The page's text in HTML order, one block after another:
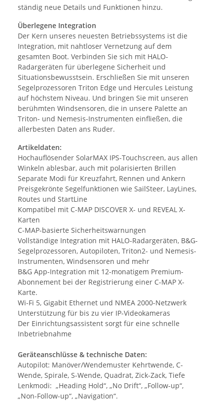
ständig neue Details und Funktionen hinzu.
Überlegene Integration
Der Kern unseres neuesten Betriebssystems ist die
Integration, mit nahtloser Vernetzung auf dem
gesamten Boot. Verbinden Sie sich mit HALO-
Radargeräten für überlegene Sicherheit und
Situationsbewusstsein. Erschließen Sie mit unseren
Segelprozessoren Triton Edge und Hercules Leistung
auf höchstem Niveau. Und bringen Sie mit unseren
berühmten Windsensoren, die in unsere Palette an
Triton- und Nemesis-Instrumenten einfließen, die
allerbesten Daten ans Ruder.
Artikeldaten:
Hochauflösender SolarMAX IPS-Touchscreen, aus allen
Winkeln ablesbar, auch mit polarisierten Brillen
Separate Modi für Kreuzfahrt, Rennen und Ankern
Preisgekrönte Segelfunktionen wie SailSteer, LayLines,
Routes und StartLine
Kompatibel mit C-MAP DISCOVER X- und REVEAL X-
Karten
C-MAP-basierte Sicherheitswarnungen
Vollständige Integration mit HALO-Radargeräten, B&G-
Segelprozessoren, Autopiloten, Triton2- und Nemesis-
Instrumenten, Windsensoren und mehr
B&G App-Integration mit 12-monatigem Premium-
Abonnement bei der Registrierung einer C-MAP X-
Karte.
Wi-Fi 5, Gigabit Ethernet und NMEA 2000-Netzwerk
Unterstützung für bis zu vier IP-Videokameras
Der Einrichtungsassistent sorgt für eine schnelle
Inbetriebnahme
Geräteanschlüsse & technische Daten:
Autopilot: Manöver/Wendemuster Kehrtwende, C-
Wende, Spirale, S-Wende, Quadrat, Zick-Zack, Tiefe
Lenkmodi: „Heading Hold“, „No Drift“, „Follow-up“,
„Non-Follow-up“, „Navigation“.